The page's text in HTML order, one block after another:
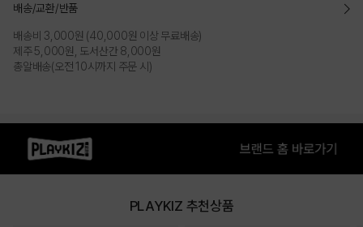
BLACK
배송/교환/반품
배송비 3,000원 (40,000원 이상 무료배송)
제주 5,000원, 도서산간 8,000원
총알배송(오전 10시까지 주문 시)
PLAYKIZ 추천상품